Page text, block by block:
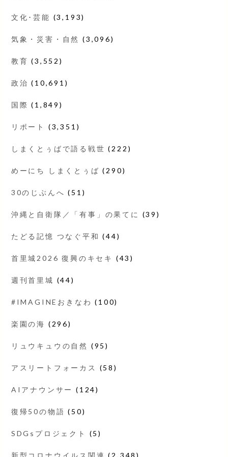
文化･芸能 (3,193)
気象・災害・自然 (3,096)
教育 (3,552)
政治 (10,691)
国際 (1,849)
リポート (3,351)
しまくとぅばで語る戦世 (222)
めーにち しまくとぅば (290)
30のじぶんへ (51)
沖縄と自衛隊／「有事」の果てに (39)
たどる記憶 つなぐ平和 (44)
首里城2026 復興のキセキ (43)
週刊首里城 (44)
#IMAGINEおきなわ (100)
楽園の海 (296)
リュウキュウの自然 (95)
アスリートフォーカス (58)
AIアナウンサー (124)
復帰50の物語 (50)
SDGsプロジェクト (5)
新型コロナウイルス関連 (2,348)